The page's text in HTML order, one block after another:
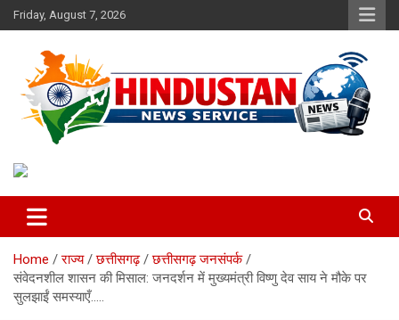
Skip
to
Friday, August 7, 2026
Hindustan News Service
Home राज्य छत्तीसगढ़
छत्तीसगढ़ जनसंपर्क
संवेदनशील शासन की मिसाल: जनदर्शन में मुख्यमंत्री विष्णु देव साय ने मौके पर
सुलझाईं समस्याएँ…..